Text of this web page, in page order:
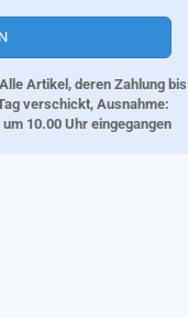
Artikel, deren Zahlung bis
verschickt, Ausnahme:
10.00 Uhr eingegangen